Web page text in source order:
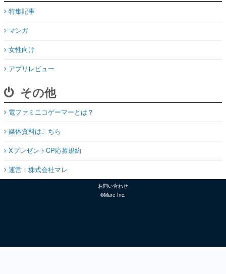
特集記事
マンガ
女性向け
アプリレビュー
その他
電ファミニコゲーマーとは？
媒体資料はこちら
XプレゼントCP応募規約
運営：株式会社マレ
お問い合わせ
©Mare Inc.